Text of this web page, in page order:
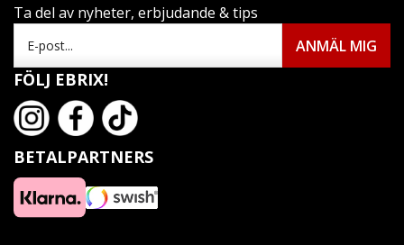
Ta del av nyheter, erbjudande & tips
FÖLJ EBRIX!
BETALPARTNERS